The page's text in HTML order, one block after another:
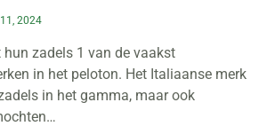
2024
zadels 1 van de vaakst
in het peloton. Het Italiaanse merk
in het gamma, maar ook